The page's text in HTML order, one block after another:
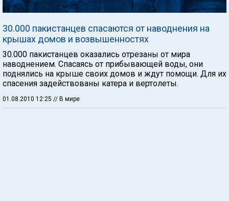
30.000 пакистанцев спасаются от наводнения на
крышах домов и возвышенностях
30.000 пакистанцев оказались отрезаны от мира
наводнением. Спасаясь от прибывающей воды, они
поднялись на крыше своих домов и ждут помощи. Для их
спасения задействованы катера и вертолеты.
01.08.2010 12:25 // В мире